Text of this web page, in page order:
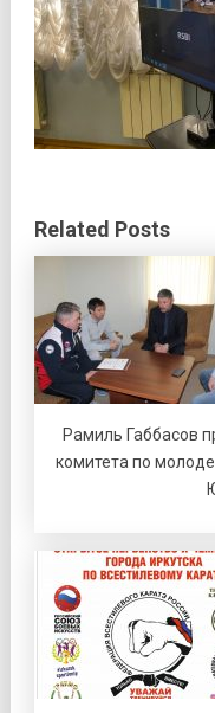
Related Posts
Рамиль Габбасов
комитета по